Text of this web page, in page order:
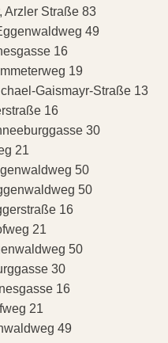
Arzler Straße 83
49
16
19
Gaismayr-Straße 13
16
30
21
50
50
16
21
50
30
16
21
49